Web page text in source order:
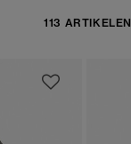
113 ARTIKELEN